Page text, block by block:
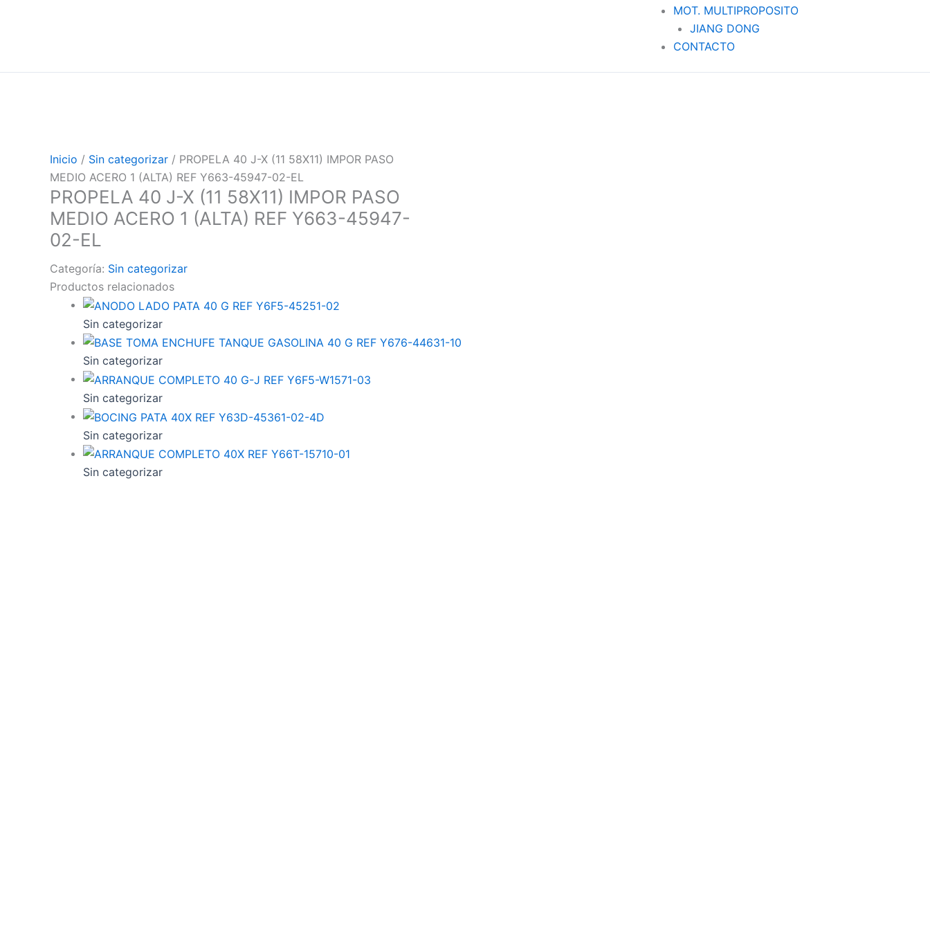
MOT. MULTIPROPOSITO
JIANG DONG
CONTACTO
Inicio / Sin categorizar / PROPELA 40 J-X (11 58X11) IMPOR PASO
MEDIO ACERO 1 (ALTA) REF Y663-45947-02-EL
PROPELA 40 J-X (11 58X11) IMPOR PASO
MEDIO ACERO 1 (ALTA) REF Y663-45947-
02-EL
Categoría: Sin categorizar
Productos relacionados
Sin categorizar
Sin categorizar
Sin categorizar
Sin categorizar
Sin categorizar